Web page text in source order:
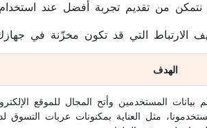
الهدف
المستخدمين وأتح المجال للموقع
مثل العناية بمكنونات عربات التسوق